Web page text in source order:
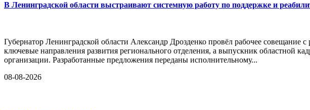
В Ленинградской области выстраивают системную работу по поддержке и
Губернатор Ленинградской области Александр Дрозденко провёл рабочее
ключевые направления развития регионального отделения, а выпускник областной
организации. Разработанные предложения переданы исполнительному...
08-08-2026